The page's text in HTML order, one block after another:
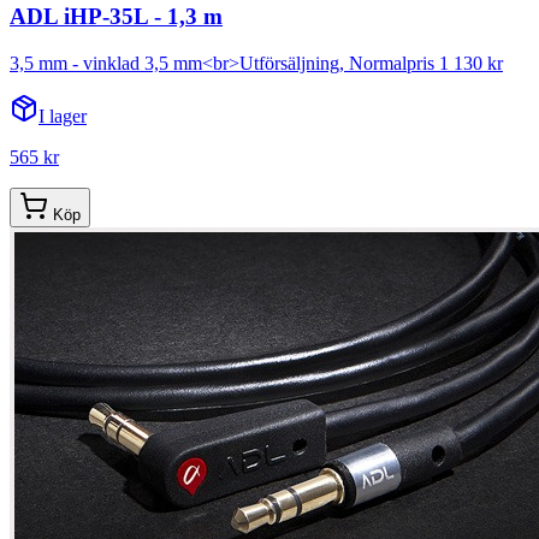
ADL iHP-35L - 1,3 m
3,5 mm - vinklad 3,5 mm<br>Utförsäljning, Normalpris 1 130 kr
I lager
565 kr
Köp